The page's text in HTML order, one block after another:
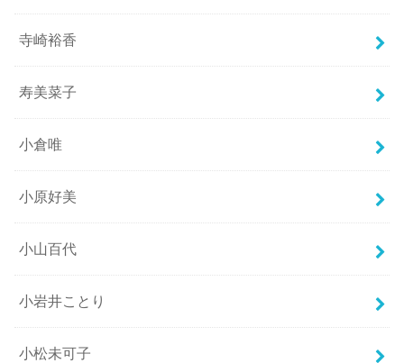
寺崎裕香
寿美菜子
小倉唯
小原好美
小山百代
小岩井ことり
小松未可子